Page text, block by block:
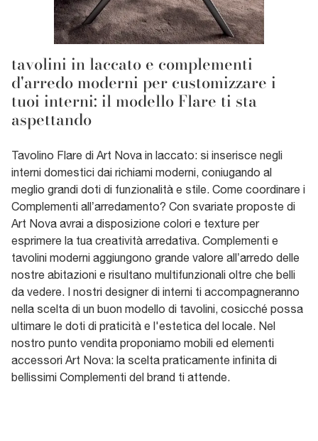
tavolini in laccato e complementi
d'arredo moderni per customizzare i
tuoi interni: il modello Flare ti sta
aspettando
Tavolino Flare di Art Nova in laccato: si inserisce negli
interni domestici dai richiami moderni, coniugando al
meglio grandi doti di funzionalità e stile. Come coordinare i
Complementi all’arredamento? Con svariate proposte di
Art Nova avrai a disposizione colori e texture per
esprimere la tua creatività arredativa. Complementi e
tavolini moderni aggiungono grande valore all’arredo delle
nostre abitazioni e risultano multifunzionali oltre che belli
da vedere. I nostri designer di interni ti accompagneranno
nella scelta di un buon modello di tavolini, cosicché possa
ultimare le doti di praticità e l'estetica del locale. Nel
nostro punto vendita proponiamo mobili ed elementi
accessori Art Nova: la scelta praticamente infinita di
bellissimi Complementi del brand ti attende.